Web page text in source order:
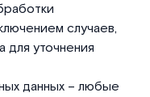
случаев,
уточнения
данных – любые